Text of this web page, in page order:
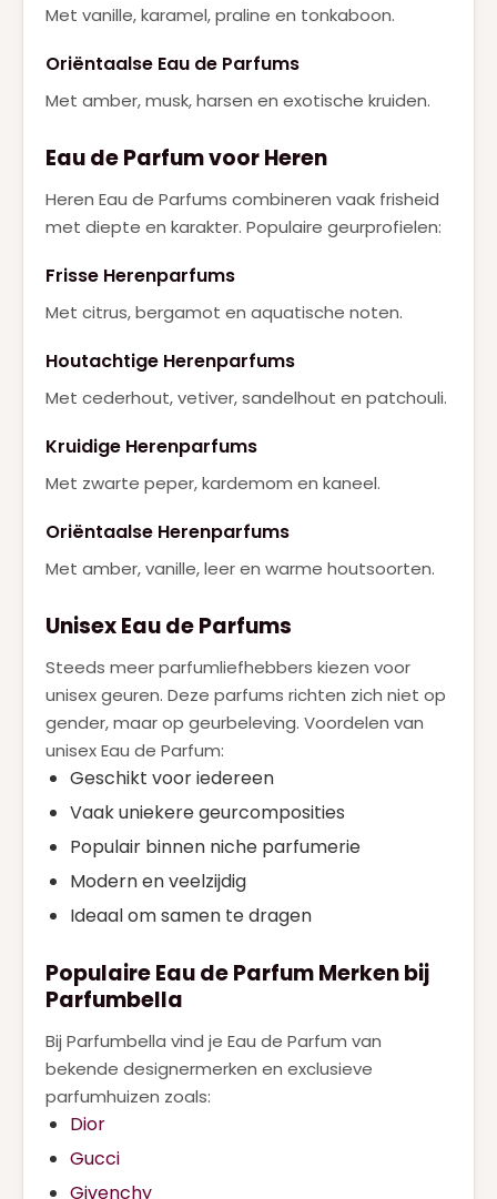
Met vanille, karamel, praline en tonkaboon.
Oriëntaalse Eau de Parfums
Met amber, musk, harsen en exotische kruiden.
Eau de Parfum voor Heren
Heren Eau de Parfums combineren vaak frisheid
met diepte en karakter. Populaire geurprofielen:
Frisse Herenparfums
Met citrus, bergamot en aquatische noten.
Houtachtige Herenparfums
Met cederhout, vetiver, sandelhout en patchouli.
Kruidige Herenparfums
Met zwarte peper, kardemom en kaneel.
Oriëntaalse Herenparfums
Met amber, vanille, leer en warme houtsoorten.
Unisex Eau de Parfums
Steeds meer parfumliefhebbers kiezen voor
unisex geuren. Deze parfums richten zich niet op
gender, maar op geurbeleving. Voordelen van
unisex Eau de Parfum:
Geschikt voor iedereen
Vaak uniekere geurcomposities
Populair binnen niche parfumerie
Modern en veelzijdig
Ideaal om samen te dragen
Populaire Eau de Parfum Merken bij
Parfumbella
Bij Parfumbella vind je Eau de Parfum van
bekende designermerken en exclusieve
parfumhuizen zoals:
Dior
Gucci
Givenchy